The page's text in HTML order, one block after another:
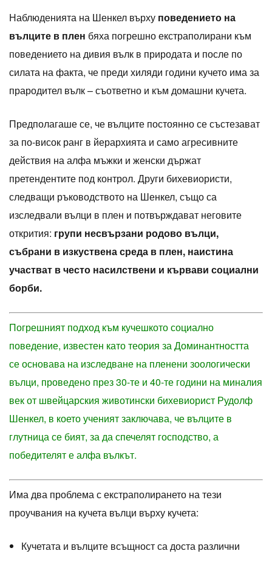
Наблюденията на Шенкел върху поведението на
вълците в плен бяха погрешно екстраполирани към
поведението на дивия вълк в природата и после по
силата на факта, че преди хиляди години кучето има за
прародител вълк – съответно и към домашни кучета.
Предполагаше се, че вълците постоянно се състезават
за по-висок ранг в йерархията и само агресивните
действия на алфа мъжки и женски държат
претендентите под контрол. Други бихевиористи,
следващи ръководството на Шенкел, също са
изследвали вълци в плен и потвърждават неговите
открития: групи несвързани родово вълци,
събрани в изкуствена среда в плен, наистина
участват в често насилствени и кървави социални
борби.
Погрешният подход към кучешкото социално
поведение, известен като теория за Доминантността
се основава на изследване на пленени зоологически
вълци, проведено през 30-те и 40-те години на миналия
век от швейцарския животински бихевиорист Рудолф
Шенкел, в което ученият заключава, че вълците в
глутница се бият, за да спечелят господство, а
победителят е алфа вълкът.
Има два проблема с екстраполирането на тези
проучвания на кучета вълци върху кучета:
Кучетата и вълците всъщност са доста различни